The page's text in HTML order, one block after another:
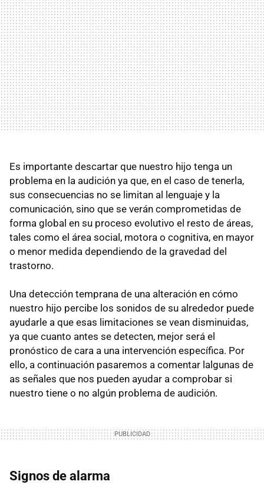
Es importante descartar que nuestro hijo tenga un
problema en la audición ya que, en el caso de tenerla,
sus consecuencias no se limitan al lenguaje y la
comunicación, sino que se verán comprometidas de
forma global en su proceso evolutivo el resto de áreas,
tales como el área social, motora o cognitiva, en mayor
o menor medida dependiendo de la gravedad del
trastorno.
Una detección temprana de una alteración en cómo
nuestro hijo percibe los sonidos de su alrededor puede
ayudarle a que esas limitaciones se vean disminuidas,
ya que cuanto antes se detecten, mejor será el
pronóstico de cara a una intervención específica. Por
ello, a continuación pasaremos a comentar lalgunas de
as señales que nos pueden ayudar a comprobar si
nuestro tiene o no algún problema de audición.
Signos de alarma